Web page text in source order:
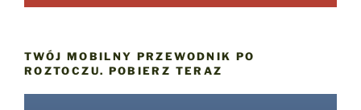
TWÓJ MOBILNY PRZEWODNIK PO
ROZTOCZU. POBIERZ TERAZ